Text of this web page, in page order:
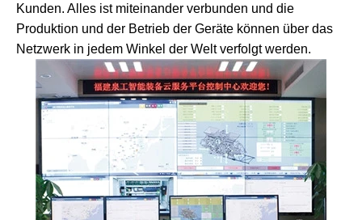
Kunden. Alles ist miteinander verbunden und die
Produktion und der Betrieb der Geräte können über das
Netzwerk in jedem Winkel der Welt verfolgt werden.